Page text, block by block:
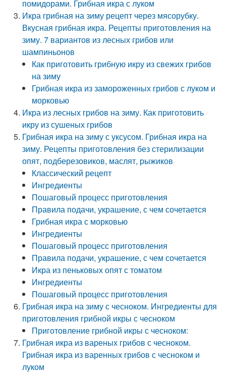
помидорами. Грибная икра с луком
Икра грибная на зиму рецепт через мясорубку.
Вкусная грибная икра. Рецепты приготовления на
зиму. 7 вариантов из лесных грибов или
шампиньонов
Как приготовить грибную икру из свежих грибов
на зиму
Грибная икра из замороженных грибов с луком и
морковью
Икра из лесных грибов на зиму. Как приготовить
икру из сушеных грибов
Грибная икра на зиму с уксусом. Грибная икра на
зиму. Рецепты приготовления без стерилизации
опят, подберезовиков, маслят, рыжиков
Классический рецепт
Ингредиенты
Пошаговый процесс приготовления
Правила подачи, украшение, с чем сочетается
Грибная икра с морковью
Ингредиенты
Пошаговый процесс приготовления
Правила подачи, украшение, с чем сочетается
Икра из пеньковых опят с томатом
Ингредиенты
Пошаговый процесс приготовления
Грибная икра на зиму с чесноком. Ингредиенты для
приготовления грибной икры с чесноком
Приготовление грибной икры с чесноком:
Грибная икра из вареных грибов с чесноком.
Грибная икра из варенных грибов с чесноком и
луком